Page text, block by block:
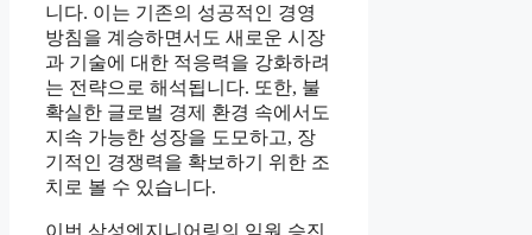
니다. 이는 기존의 성공적인 경영
방침을 계승하면서도 새로운 시장
과 기술에 대한 적응력을 강화하려
는 전략으로 해석됩니다. 또한, 불
확실한 글로벌 경제 환경 속에서도
지속 가능한 성장을 도모하고, 장
기적인 경쟁력을 확보하기 위한 조
치로 볼 수 있습니다.